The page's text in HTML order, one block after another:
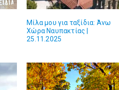
Μίλα μου για ταξίδια: Άνω
Χώρα Ναυπακτίας |
25.11.2025